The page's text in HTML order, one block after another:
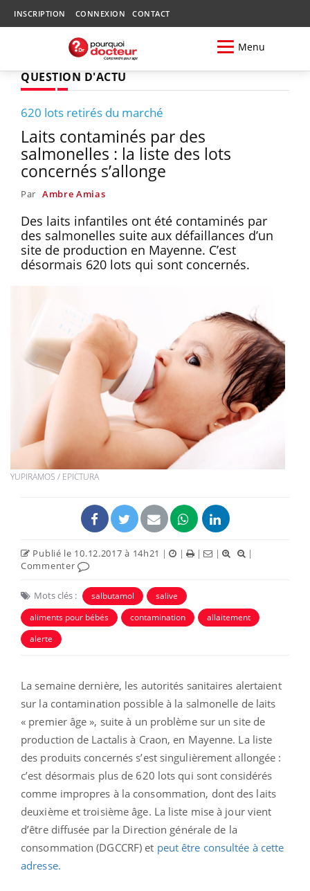
INSCRIPTION CONNEXION CONTACT
Menu
QUESTION D'ACTU
620 lots retirés du marché
Laits contaminés par des
salmonelles : la liste des lots
concernés s’allonge
Par Ambre Amias
Des laits infantiles ont été contaminés par
des salmonelles suite aux défaillances d’un
site de production en Mayenne. C’est
désormais 620 lots qui sont concernés.
YUPIRAMOS / EPICTURA
Publié le 10.12.2017 à 14h21 | | | |
|
Commenter
Mots clés : salbutamol
salive
aliments pour bébés
contamination
allaitement
alerte
La semaine dernière, les autorités sanitaires alertaient
sur la contamination possible à la salmonelle de laits
« premier âge », suite à un problème sur un site de
production de Lactalis à Craon, en Mayenne. La liste
des produits concernés s’est singulièrement allongée :
c’est désormais plus de 620 lots qui sont considérés
comme impropres à la consommation, dont des laits
deuxième et troisième âge. La liste mise à jour vient
d’être diffusée par la Direction générale de la
consommation (DGCCRF) et peut être consultée à cette
adresse.